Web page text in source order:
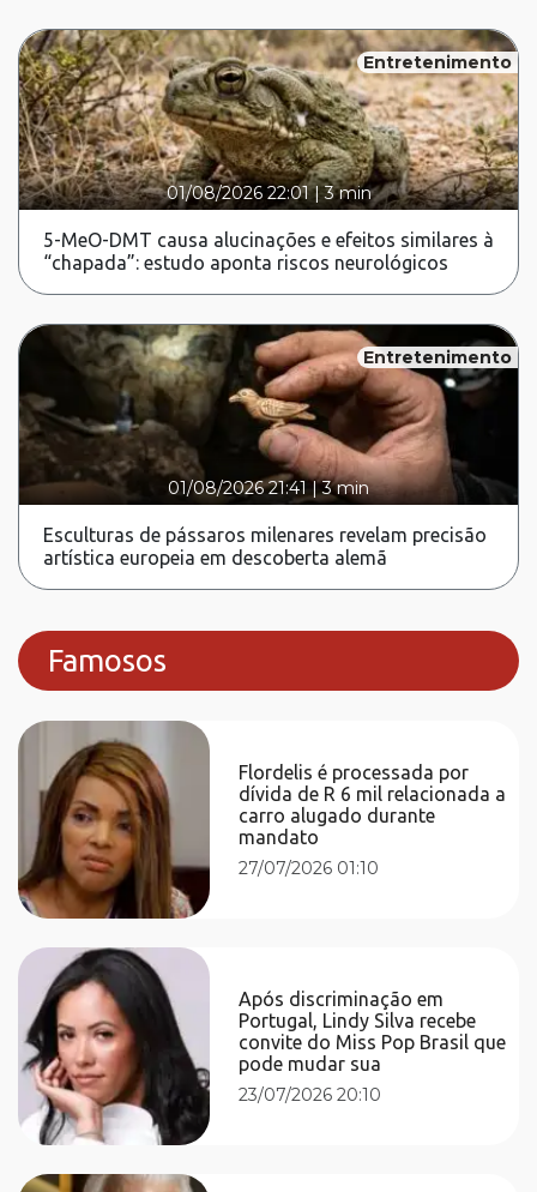
Entretenimento
01/08/2026 22:01|3 min
5-MeO-DMT causa alucinações e efeitos similares à
“chapada”: estudo aponta riscos neurológicos
Entretenimento
01/08/2026 21:41 |3 min
Esculturas de pássaros milenares revelam precisão
artística europeia em descoberta alemã
Famosos
Flordelis é processada por
dívida de R 6 mil relacionada a
carro alugado durante
mandato
27/07/2026 01:10
Após discriminação em
Portugal, Lindy Silva recebe
convite do Miss Pop Brasil que
pode mudar sua
23/07/2026 20:10